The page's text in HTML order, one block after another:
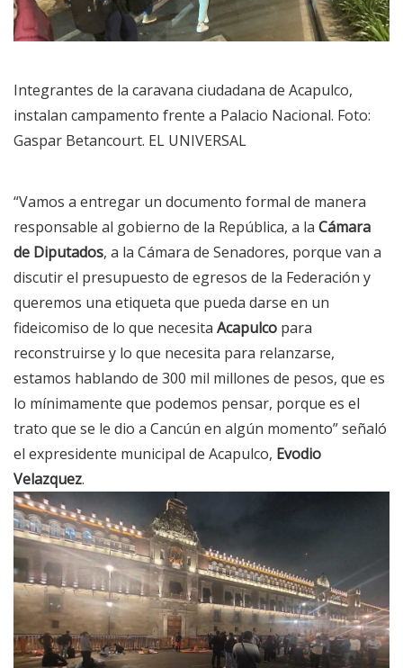
Integrantes de la caravana ciudadana de Acapulco,
instalan campamento frente a Palacio Nacional. Foto:
Gaspar Betancourt. EL UNIVERSAL
“Vamos a entregar un documento formal de manera
responsable al gobierno de la República, a la Cámara
de Diputados, a la Cámara de Senadores, porque van a
discutir el presupuesto de egresos de la Federación y
queremos una etiqueta que pueda darse en un
fideicomiso de lo que necesita Acapulco para
reconstruirse y lo que necesita para relanzarse,
estamos hablando de 300 mil millones de pesos, que es
lo mínimamente que podemos pensar, porque es el
trato que se le dio a Cancún en algún momento” señaló
el expresidente municipal de Acapulco, Evodio
Velazquez.